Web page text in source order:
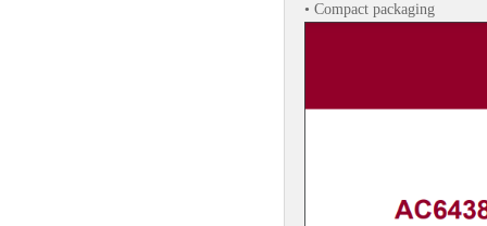
• Compact packaging